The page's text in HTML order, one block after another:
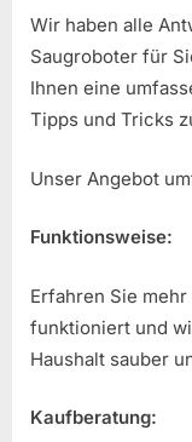
Wir haben alle
Saugroboter für
Ihnen eine
Tipps und Tricks
Unser Angebot
Funktionsweise:
Erfahren Sie
funktioniert und
Haushalt sauber
Kaufberatung: